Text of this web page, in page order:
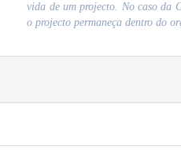
vida de um projecto. No caso da
o projecto permaneça dentro do